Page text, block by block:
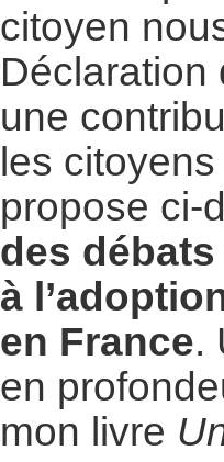
citoyen
Déclaration
une
les
propose ci-
des
à
en France.
en
mon livre